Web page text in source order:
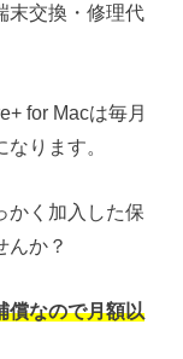
末交換・修理代
for Macは毎月
ります。
かく加入した保
んか？
償なので月額以